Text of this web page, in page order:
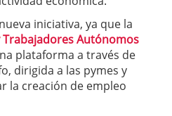
iniciativa, ya que la
Autónomos
plataforma a través de
dirigida a las pymes y
la creación de empleo